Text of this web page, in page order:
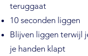
teruggaat
10 seconden liggen
Blijven liggen terwijl
je handen klapt